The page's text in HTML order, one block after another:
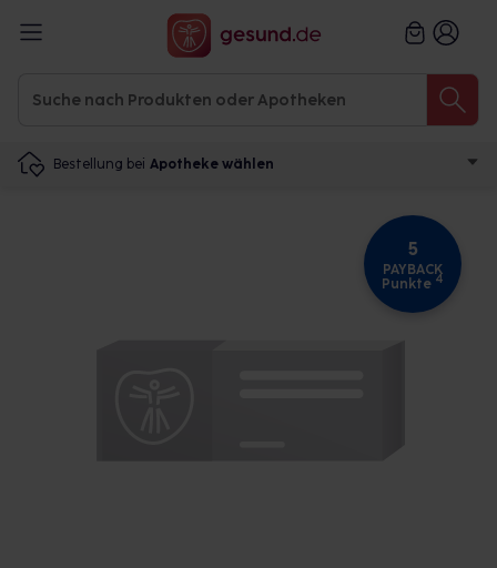
Bestellung bei Apotheke wählen
5
PAYBACK
Punkte 4